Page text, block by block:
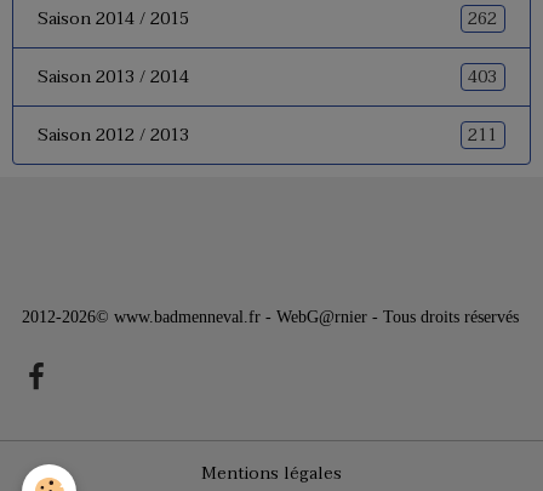
Saison 2014 / 2015 262
Saison 2013 / 2014 403
Saison 2012 / 2013 211
2012-2026© www.badmenneval.fr - WebG@rnier - Tous droits réservés
Mentions légales